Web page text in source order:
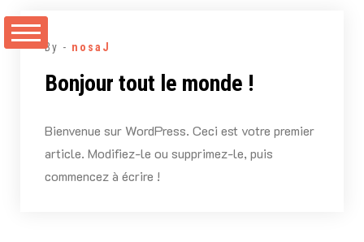
au
By - nosaJ
Bonjour tout le monde !
Bienvenue sur WordPress. Ceci est votre premier
article. Modifiez-le ou supprimez-le, puis
commencez à écrire !